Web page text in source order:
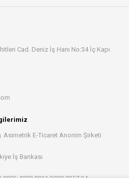
Cad. Deniz İş Hanı No:34 İç Kapı
Asimetrik E-Ticaret Anonim Şirketi
İş Bankası
0006 4000 0011 3990 0257 34